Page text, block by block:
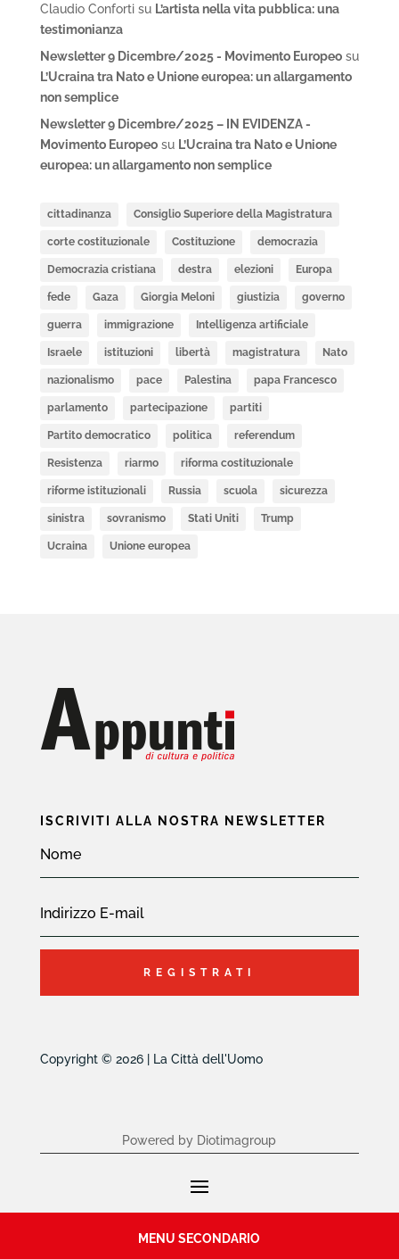
Claudio Confortisu L’artista nella vita pubblica: una
testimonianza
Newsletter 9 Dicembre/2025 - Movimento Europeosu
L’Ucraina tra Nato e Unione europea: un allargamento
non semplice
Newsletter 9 Dicembre/2025 – IN EVIDENZA -
Movimento Europeosu L’Ucraina tra Nato e Unione
europea: un allargamento non semplice
cittadinanza Consiglio Superiore della Magistratura
corte costituzionale Costituzione democrazia
Democrazia cristiana destra elezioni Europa
fede Gaza Giorgia Meloni giustizia governo
guerra immigrazione Intelligenza artificiale
Israele istituzioni libertà magistratura Nato
nazionalismo pace Palestina papa Francesco
parlamento partecipazione partiti
Partito democratico politica referendum
Resistenza riarmo riforma costituzionale
riforme istituzionali Russia scuola sicurezza
sinistra sovranismo Stati Uniti Trump
Ucraina Unione europea
ISCRIVITI ALLA NOSTRA NEWSLETTER
REGISTRATI
Copyright © 2026 | La Città dell'Uomo
Powered by Diotimagroup
MENU SECONDARIO